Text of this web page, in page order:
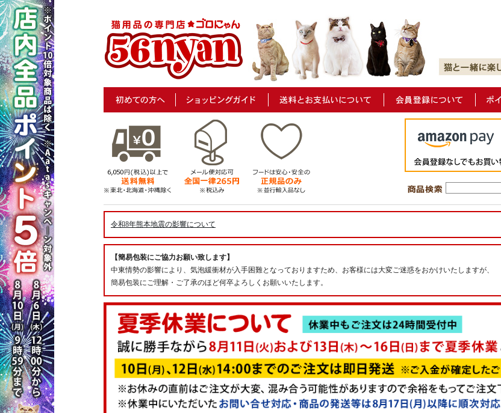
令和8年熊本地震の影響について
【簡易包装にご協力お願い致します】
中東情勢の影響により、気泡緩衝材が入手困難となっておりますため、お客様には大変ご迷惑をおかけいたしますが、
簡易包装にご理解・ご了承のほど何卒よろしくお願いいたします。